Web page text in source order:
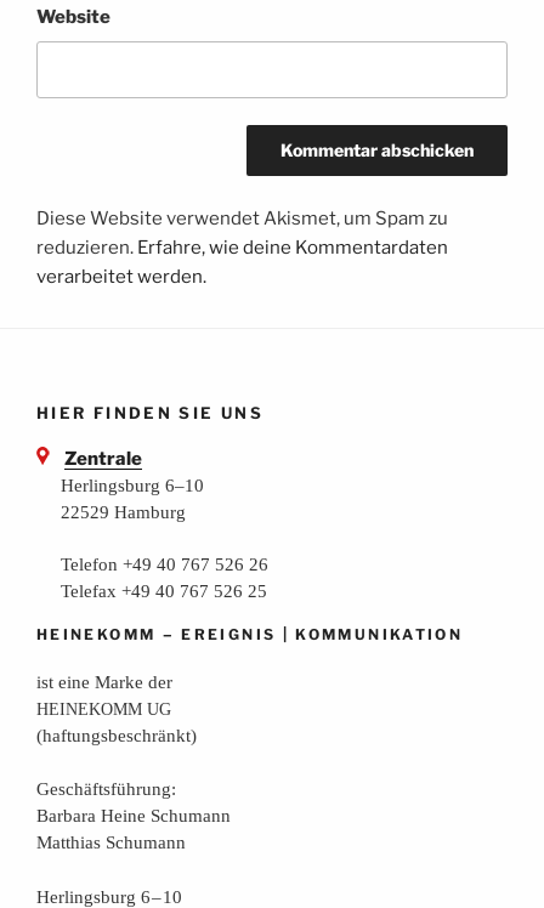
Website
Diese Website verwendet Akismet, um Spam zu
reduzieren. Erfahre, wie deine Kommentardaten
verarbeitet werden.
HIER FINDEN SIE UNS
Zentrale
Herlingsburg 6–10
22529 Hamburg
Telefon +49 40 767 526 26
Telefax +49 40 767 526 25
HEINEKOMM –EREIGNIS |KOMMUNIKATION
ist eine Mar­ke der
HEINEKOMM UG
(haf­tungs­be­schränkt)
Geschäfts­füh­rung:
Bar­ba­ra Hei­ne Schumann
Mat­thi­as Schumann
Her­lings­burg 6 – 10